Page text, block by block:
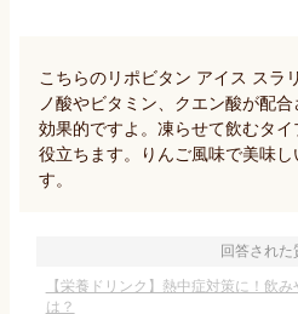
こちらのリポビタン アイス スラ
ノ酸やビタミン、クエン酸が配
効果的ですよ。凍らせて飲むタ
役立ちます。りんご風味で美味
す。
回答された
【栄養ドリンク】熱中症対策に！飲
は？